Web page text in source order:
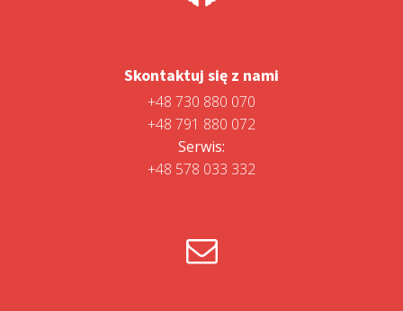
Skontaktuj się z nami
+48 730 880 070
+48 791 880 072
Serwis:
+48 578 033 332